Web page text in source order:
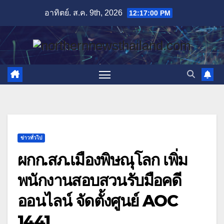
content
อาทิตย์. ส.ค. 9th, 2026 12:17:02 PM
ข่าวทั่วไป
ผกก.สภ.เมืองพิษณุโลก เพิ่ม
พนักงานสอบสวนรับมือคดี
ออนไลน์ จัดตั้งศูนย์ AOC